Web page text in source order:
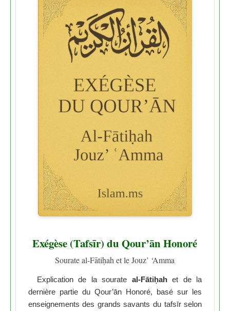
Exégèse (Tafsīr) du Qour’ān Honoré
Sourate al-Fātiḥah et le Jouz’ ‘Amma
Explication de la sourate al-Fātiḥahet de la
dernière partie du Qour’ān Honoré, basé sur les
enseignements des grands savants du tafsīr selon